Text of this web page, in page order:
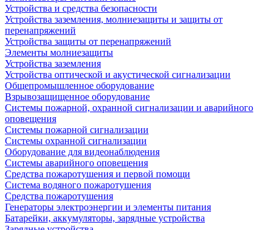
Устройства и средства безопасности
Устройства заземления, молниезащиты и защиты от
перенапряжений
Устройства защиты от перенапряжений
Элементы молниезащиты
Устройства заземления
Устройства оптической и акустической сигнализации
Общепромышленное оборудование
Взрывозащищенное оборудование
Системы пожарной, охранной сигнализации и аварийного
оповещения
Системы пожарной сигнализации
Системы охранной сигнализации
Оборудование для видеонаблюдения
Системы аварийного оповещения
Средства пожаротушения и первой помощи
Система водяного пожаротушения
Средства пожаротушения
Генераторы электроэнергии и элементы питания
Батарейки, аккумуляторы, зарядные устройства